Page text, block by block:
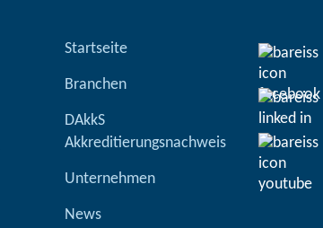
Startseite
Branchen
DAkkS
Akkreditierungsnachweis
Unternehmen
News